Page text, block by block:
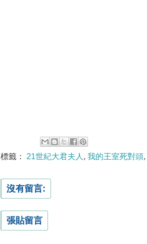
標籤： 21世紀大君夫人 , 我的王室死對頭,
沒有留言:
張貼留言